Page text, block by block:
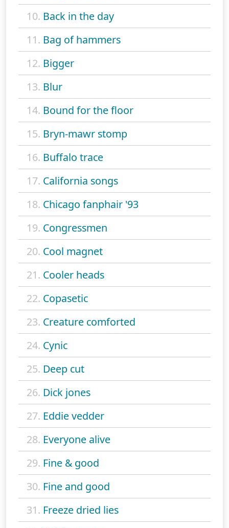
10. Back in the day
11. Bag of hammers
12. Bigger
13. Blur
14. Bound for the floor
15. Bryn-mawr stomp
16. Buffalo trace
17. California songs
18. Chicago fanphair '93
19. Congressmen
20. Cool magnet
21. Cooler heads
22. Copasetic
23. Creature comforted
24. Cynic
25. Deep cut
26. Dick jones
27. Eddie vedder
28. Everyone alive
29. Fine & good
30. Fine and good
31. Freeze dried lies